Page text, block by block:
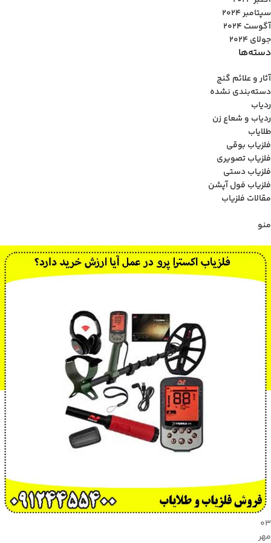
سپتامبر 2024
آگوست 2024
جولای 2024
دسته‌ها
آثار و علائم گنج
دسته‌بندی نشده
ردیاب
ردیاب و شعاع زن
طلایاب
فلزیاب بوقی
فلزیاب تصویری
فلزیاب دستی
فلزیاب فول آپشن
مقالات فلزیاب
منو
۰۳
مهر